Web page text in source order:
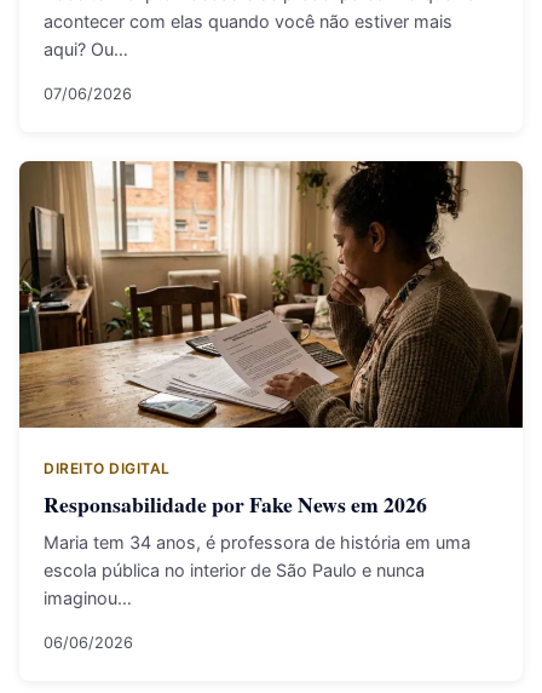
acontecer com elas quando você não estiver mais
aqui? Ou…
07/06/2026
DIREITO DIGITAL
Responsabilidade por Fake News em 2026
Maria tem 34 anos, é professora de história em uma
escola pública no interior de São Paulo e nunca
imaginou…
06/06/2026